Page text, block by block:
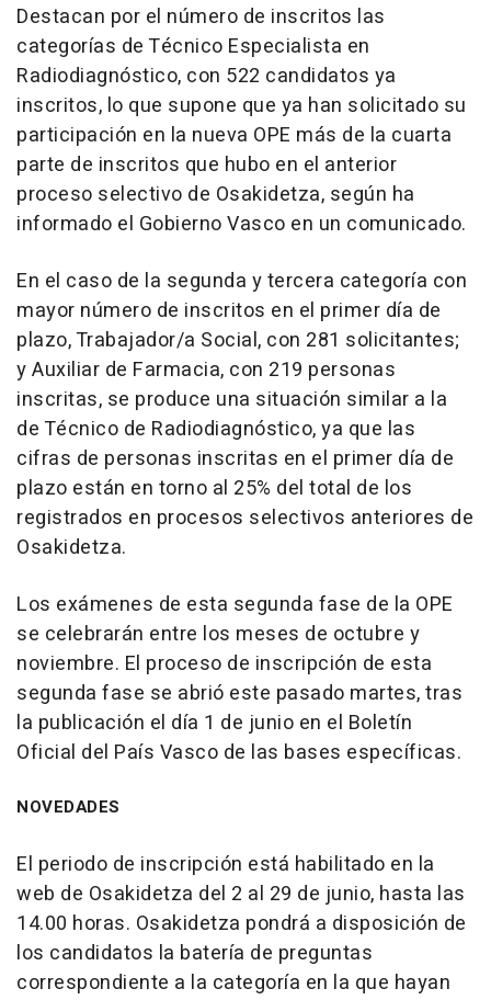
Destacan por el número de inscritos las
categorías de Técnico Especialista en
Radiodiagnóstico, con 522 candidatos ya
inscritos, lo que supone que ya han solicitado su
participación en la nueva OPE más de la cuarta
parte de inscritos que hubo en el anterior
proceso selectivo de Osakidetza, según ha
informado el Gobierno Vasco en un comunicado.
En el caso de la segunda y tercera categoría con
mayor número de inscritos en el primer día de
plazo, Trabajador/a Social, con 281 solicitantes;
y Auxiliar de Farmacia, con 219 personas
inscritas, se produce una situación similar a la
de Técnico de Radiodiagnóstico, ya que las
cifras de personas inscritas en el primer día de
plazo están en torno al 25% del total de los
registrados en procesos selectivos anteriores de
Osakidetza.
Los exámenes de esta segunda fase de la OPE
se celebrarán entre los meses de octubre y
noviembre. El proceso de inscripción de esta
segunda fase se abrió este pasado martes, tras
la publicación el día 1 de junio en el Boletín
Oficial del País Vasco de las bases específicas.
NOVEDADES
El periodo de inscripción está habilitado en la
web de Osakidetza del 2 al 29 de junio, hasta las
14.00 horas. Osakidetza pondrá a disposición de
los candidatos la batería de preguntas
correspondiente a la categoría en la que hayan